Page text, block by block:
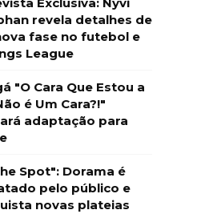
Exclusiva: Nyvi
revela detalhes de
fase no futebol e
League
"O Cara Que Estou a
é Um Cara?!"
adaptação para
Spot": Dorama é
pelo público e
novas plateias